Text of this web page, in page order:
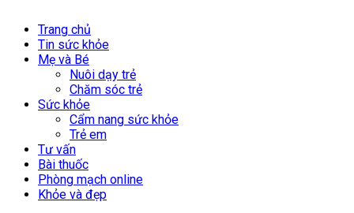
Trang chủ
Tin sức khỏe
Mẹ và Bé
Nuôi dạy trẻ
Chăm sóc trẻ
Sức khỏe
Cẩm nang sức khỏe
Trẻ em
Tư vấn
Bài thuốc
Phòng mạch online
Khỏe và đẹp